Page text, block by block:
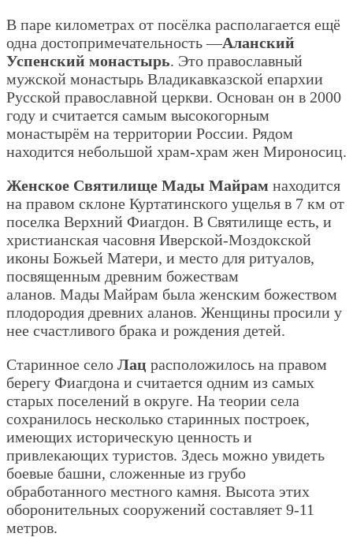
В паре километрах от посёлка располагается ещё
одна достопримечательность —Аланский
Успенский монастырь. Это православный
мужской монастырь Владикавказской епархии
Русской православной церкви. Основан он в 2000
году и считается самым высокогорным
монастырём на территории России. Рядом
находится небольшой храм-храм жен Мироносиц.
Женское Святилище Мады Майрам находится
на правом склоне Куртатинского ущелья в 7 км от
поселка Верхний Фиагдон. В Святилище есть, и
христианская часовня Иверской-Моздокской
иконы Божьей Матери, и место для ритуалов,
посвященным древним божествам
аланов. Мады Майрам была женским божеством
плодородия древних аланов. Женщины просили у
нее счастливого брака и рождения детей.
Старинное село Лац расположилось на правом
берегу Фиагдона и считается одним из самых
старых поселений в округе. На теории села
сохранилось несколько старинных построек,
имеющих историческую ценность и
привлекающих туристов. Здесь можно увидеть
боевые башни, сложенные из грубо
обработанного местного камня. Высота этих
оборонительных сооружений составляет 9-11
метров.